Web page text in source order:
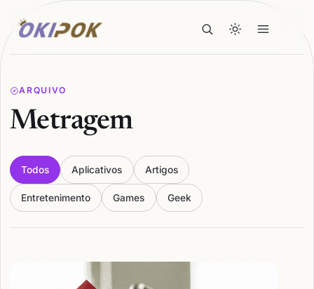
ARQUIVO
Metragem
Todos Aplicativos Artigos
Entretenimento Games Geek